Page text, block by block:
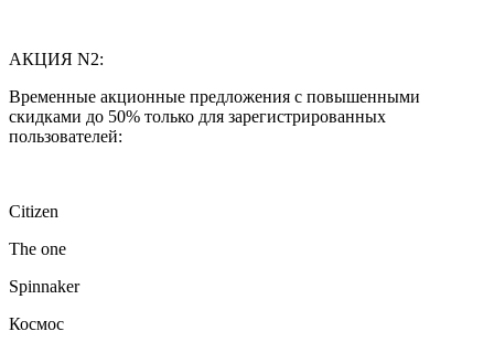
АКЦИЯ N2:
Временные акционные предложения с повышенными
скидками до 50% только для зарегистрированных
пользователей:
Citizen
The one
Spinnaker
Космос